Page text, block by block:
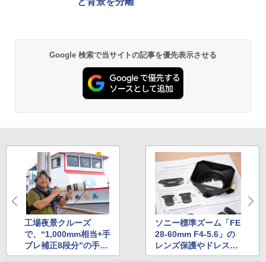
Google 検索で当サイトの記事を優先表示させる
工場夜景クルーズ
で、“1,000mm相当+手
ブレ補正8段分”の手持
ち撮影を試す！
ソニー標準ズーム「FE
28-60mm F4-5.6」の
レンズ保護やドレスア
ップに。 Amazonで見